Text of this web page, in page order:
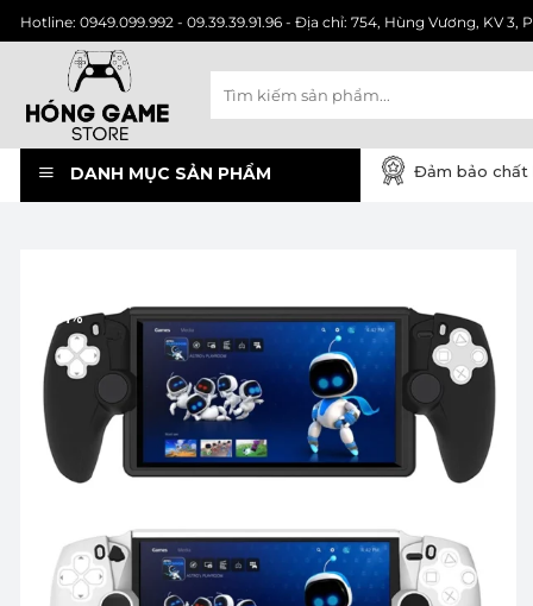
Chuyển
đến
dung
Hotline: 0949.099.992 - 09.39.39.91.96 - Địa chỉ: 754, Hùng Vương, KV 3,
kiếm:
DANH MỤC SẢN PHẨM Đảm bảo chất
-24%